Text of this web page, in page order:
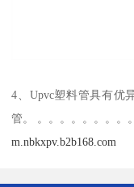
4、Upvc塑料管具有优
管。 。。。。。。。。
m.nbkxpv.b2b168.com